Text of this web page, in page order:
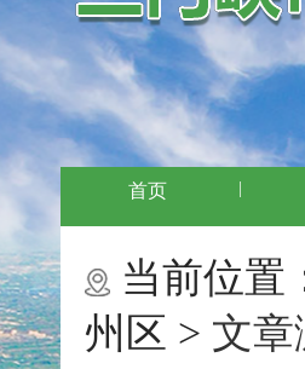
首页
当前位置
州区 > 文章